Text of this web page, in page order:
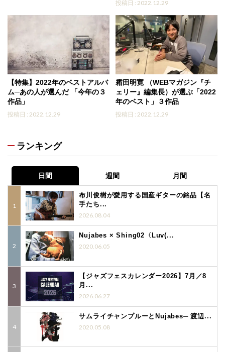
投稿日 : 2022.12.29
【特集】2022年のベストアルバ
ム─あの人が選んだ 「今年の３
作品」
投稿日 : 2022.12.29
霜田明寛 （WEBマガジン『チ
ェリー』編集長）が選ぶ「2022
年のベスト」３作品
投稿日 : 2022.12.29
ランキング
日間 週間 月間
布川俊樹が愛用する国産ギターの銘品【名
手たち...
2026.08.04
Nujabes × Shing02〈Luv(...
2020.06.05
【ジャズフェスカレンダー2026】7月／8
月...
2026.06.27
サムライチャンプルーとNujabes─ 渡辺...
2020.05.08